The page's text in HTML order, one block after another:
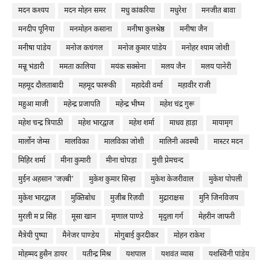
मदन कश्यप
मदन मोहन समर मधु कांकरिया मधुरेश
मनजीत बावा
मनदीप पूनिया
मनमोहन कसाना मनीषा कुलश्रेष्ठ
मनीषा जैन
मनीषा पांडेय
मनोज कचंगल मनोज कुमार पांडेय
मनोहर श्याम जोशी
मन्नू भंडारी
ममता कालिया मयंक सक्सेना मलय जैन
मलय पानेरी
महमूद दौलताबादी
महमूद फारूकी महादेवी वर्मा
महावीर राजी
महुआ माजी
महेन्द्र प्रजापति महेन्द्र भीष्म
महेश चंद्र गुरू
महेश चन्द्र त्रिपाठी
महेश भारद्वाज महेश शर्मा माधव हाड़ा
मायामृग
मार्लोन जेम्स
मालविका मालविका जोशी मालिनी अवस्थी
मास्टर मदन
मिहिर शर्मा
मीना कुमारी मीना चोपड़ा
मुंशी प्रेमचन्द
मुईन अहसान 'जज़्बी'
मुकेश कुमार सिन्हा मुकेश केजरीवाल
मुकेश पोपली
मुकेश भारद्वाज
मुक्तिबोध मुजीब रिज़वी मुद्राराक्षस
मुनि जिनविजय
मुरली म प्र सिंह
मूसा खान मृणाल पाण्डे मृदुला गर्ग
मेहरीन जाफरी
मैत्रेयी पुष्पा
मैनेजर पाण्डेय मोगुबाई कुरदीकर
मोहन राकेश
मोहम्मद हुसैन डायर
यतीन्द्र मिश्र यशपाल यशवंत व्यास
यशस्विनी पांडेय